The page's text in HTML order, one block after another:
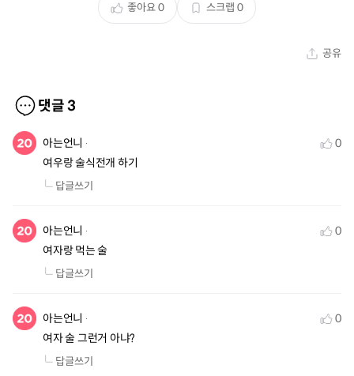
좋아요0 스크랩 0
공유
댓글3
아는언니
0
여우랑 술식전개 하기
답글쓰기
아는언니
0
여자랑 먹는 술
답글쓰기
아는언니
0
여자 술 그런거 아냐?
답글쓰기